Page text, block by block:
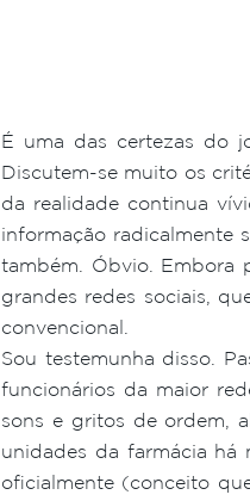
É uma das certezas do
Discutem-se muito os
da realidade continua
informação radicalmente
também. Óbvio. Embora
grandes redes sociais,
convencional.
Sou testemunha disso.
funcionários da maior
sons e gritos de ordem,
unidades da farmácia há
oficialmente (conceito